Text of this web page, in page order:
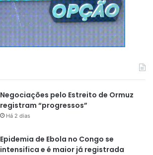
Negociações pelo Estreito de Ormuz
registram “progressos”
Há 2 dias
Epidemia de Ebola no Congo se
intensifica e é maior já registrada